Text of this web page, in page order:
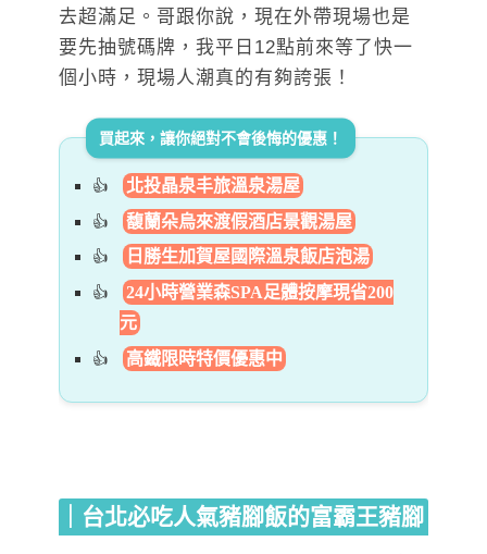
去超滿足。哥跟你說，現在外帶現場也是
要先抽號碼牌，我平日12點前來等了快一
個小時，現場人潮真的有夠誇張！
買起來，讓你絕對不會後悔的優惠！
北投晶泉丰旅溫泉湯屋
馥蘭朵烏來渡假酒店景觀湯屋
日勝生加賀屋國際溫泉飯店泡湯
24小時營業森SPA足體按摩現省200
元
高鐵限時特價優惠中
｜台北必吃人氣豬腳飯的富霸王豬腳